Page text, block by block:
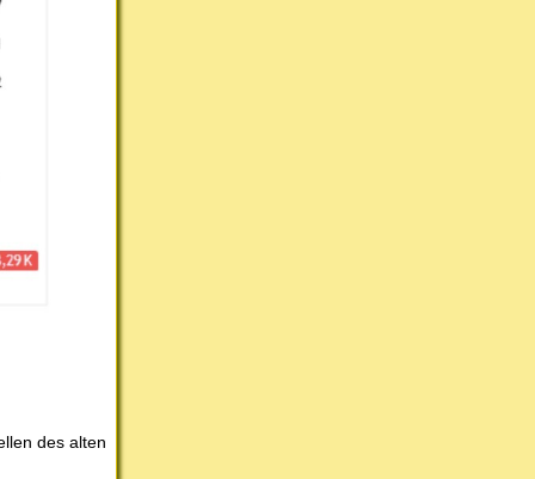
des alten